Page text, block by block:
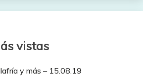
vistas
y más – 15.08.19